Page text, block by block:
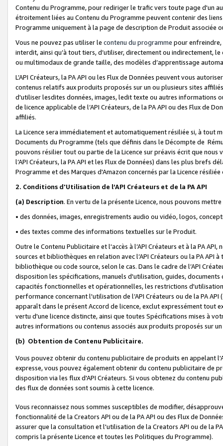
Contenu du Programme, pour rediriger le trafic vers toute page d'un
étroitement liées au Contenu du Programme peuvent contenir des
Programme uniquement à la page de description de Produit associée
Vous ne pouvez pas utiliser le contenu du programme pour
interdit, ainsi qu’à tout tiers, d’utiliser, directement ou indirectement,
ou multimodaux de grande taille, des modèles d’apprentissage
L’API Créateurs, la PA API ou les Flux de Données peuvent vous
contenus relatifs aux produits proposés sur un ou plusieurs sites
d'utiliser lesdites données, images, ledit texte ou autres informations
de licence applicable de l’API Créateurs, de la PA API ou des Flux de
affiliés.
La Licence sera immédiatement et automatiquement résiliée si, à
Documents du Programme (tels que définis dans le Décompte de
pouvons résilier tout ou partie de la Licence sur préavis écrit que
l’API Créateurs, la PA API et les Flux de Données) dans les plus
Programme et des Marques d'Amazon concernés par la Licence
2. Conditions d'Utilisation de l’API Créateurs et de la PA API
(a) Description. En vertu de la présente Licence, nous pouvons
• des données, images, enregistrements audio ou vidéo, logos,
• des textes comme des informations textuelles sur le Produit.
Outre le Contenu Publicitaire et l'accès à l’API Créateurs et à la PA
sources et bibliothèques en relation avec l’API Créateurs ou la PA
bibliothèque ou code source, selon le cas. Dans le cadre de l’API
disposition les spécifications, manuels d'utilisation, guides,
capacités fonctionnelles et opérationnelles, les restrictions
performance concernant l'utilisation de l’API Créateurs ou de la PA
apparaît dans le présent Accord de licence, exclut expressément tout
vertu d'une licence distincte, ainsi que toutes Spécifications mises à
autres informations ou contenus associés aux produits proposés sur
(b) Obtention de Contenu Publicitaire.
Vous pouvez obtenir du contenu publicitaire de produits en appelant
expresse, vous pouvez également obtenir du contenu publicitaire de
disposition via les flux d'API Créateurs. Si vous obtenez du contenu
des flux de données sont soumis à cette licence.
Vous reconnaissez nous sommes susceptibles de modifier,
fonctionnalité de la Creators API ou de la PA API ou des Flux de
assurer que la consultation et l'utilisation de la Creators API ou de la
compris la présente Licence et toutes les Politiques du Programme).